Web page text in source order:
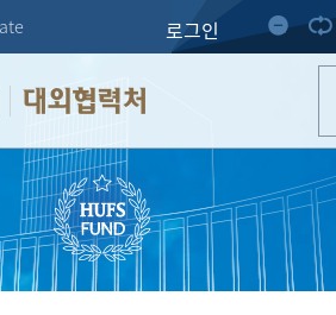
로그인
대외협력처